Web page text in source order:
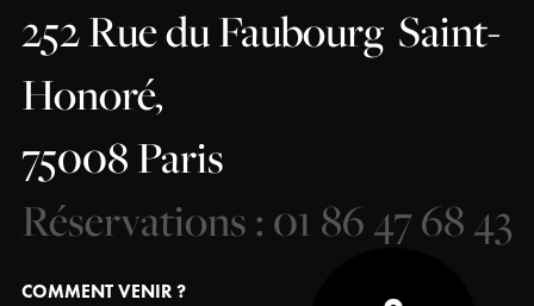
252 Rue du Faubourg Saint-
Honoré,
75008 Paris
Réservations : 01 86 47 68 43
COMMENT VENIR ?